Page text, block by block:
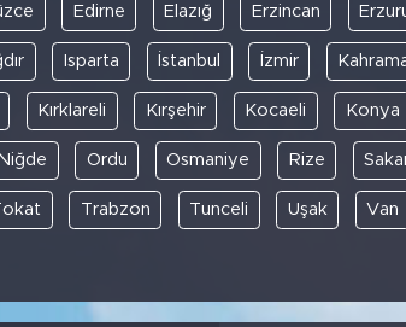
Edirne Elazığ Erzincan
Isparta İstanbul İzmir
Kırklareli Kırşehir Kocaeli Konya
Niğde Ordu Osmaniye Rize
Trabzon Tunceli Uşak Van